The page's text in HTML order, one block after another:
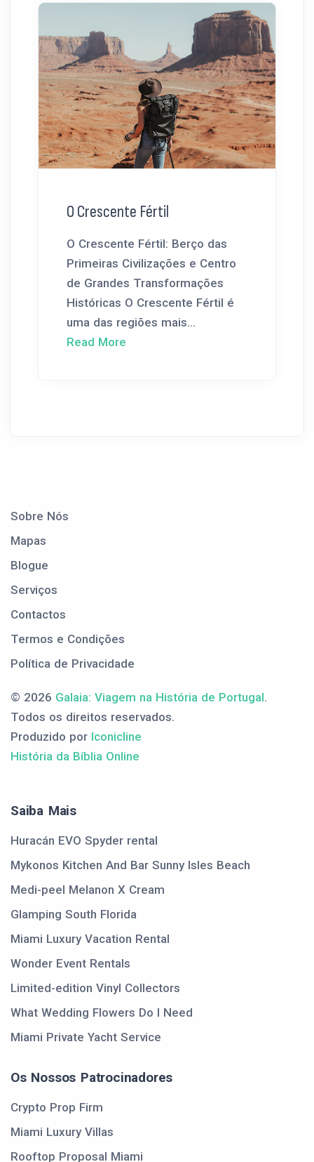
O Crescente Fértil
O Crescente Fértil: Berço das
Primeiras Civilizações e Centro
de Grandes Transformações
Históricas O Crescente Fértil é
uma das regiões mais...
Read More
Sobre Nós
Mapas
Blogue
Serviços
Contactos
Termos e Condições
Política de Privacidade
© 2026 Galaia: Viagem na História de Portugal.
Todos os direitos reservados.
Produzido por Iconicline
História da Bíblia Online
Saiba Mais
Huracán EVO Spyder rental
Mykonos Kitchen And Bar Sunny Isles Beach
Medi-peel Melanon X Cream
Glamping South Florida
Miami Luxury Vacation Rental
Wonder Event Rentals
Limited-edition Vinyl Collectors
What Wedding Flowers Do I Need
Miami Private Yacht Service
Os Nossos Patrocinadores
Crypto Prop Firm
Miami Luxury Villas
Rooftop Proposal Miami